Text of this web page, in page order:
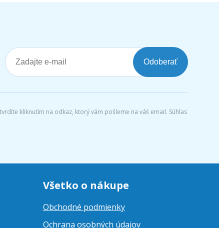
Odoberať
kliknutím na odkaz, ktorý vám pošleme na váš email. Súhlas
Všetko o nákupe
Obchodné podmienky
Ochrana osobných údajov